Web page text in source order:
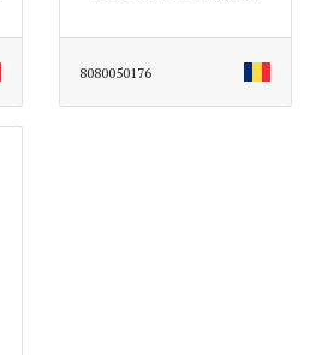
8080050176